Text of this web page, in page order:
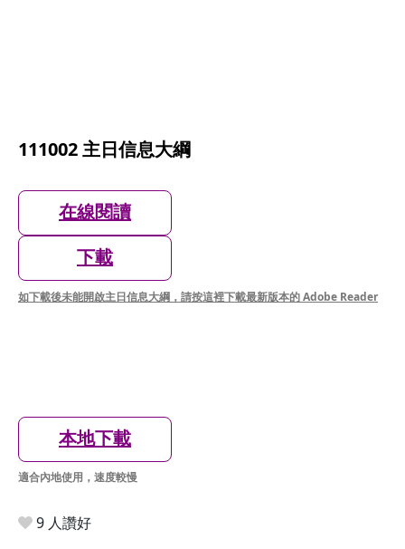
111002 主日信息大綱
在線閱讀
下載
如下載後未能開啟主日信息大綱，請按這裡下載最新版本的 Adobe Reader
本地下載
適合內地使用，速度較慢
9 人讚好